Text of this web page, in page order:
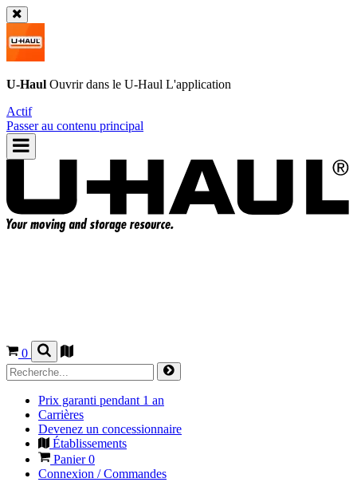
U-Haul Ouvrir dans le U-Haul L'application
Actif
Passer au contenu principal
0
Prix garanti pendant 1 an
Carrières
Devenez un concessionnaire
Établissements
Panier0
Connexion / Commandes